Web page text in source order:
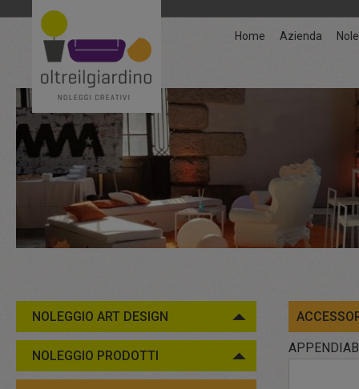
Home Azienda
NOLEGGIO ART DESIGN
NOLEGGIO PRODOTTI